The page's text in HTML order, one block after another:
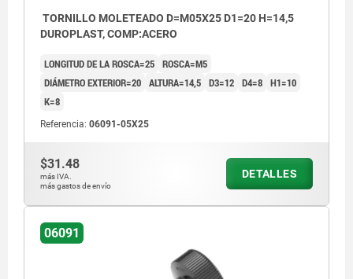
TORNILLO MOLETEADO D=M05X25 D1=20 H=14,5
DUROPLAST, COMP:ACERO
LONGITUD DE LA ROSCA=25 ROSCA=M5
DIÁMETRO EXTERIOR=20 ALTURA=14,5 D3=12 D4=8 H1=10
K=8
Referencia: 06091-05X25
$31.48
más IVA.
más gastos de envío
DETALLES
06091